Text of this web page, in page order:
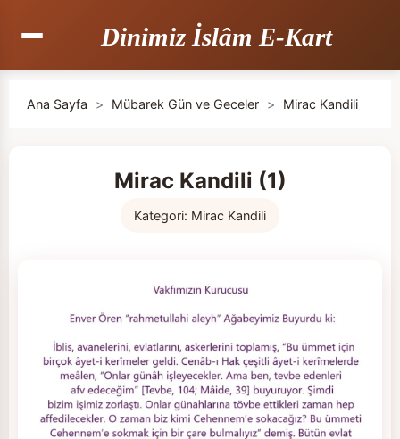
Dinimiz İslâm E-Kart
Ana Sayfa > Mübarek Gün ve Geceler > Mirac Kandili
Mirac Kandili (1)
Kategori: Mirac Kandili